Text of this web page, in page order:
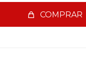
COMPRAR